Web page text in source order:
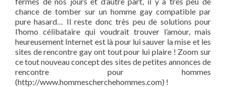
chance de tomber sur un homme gay compatible par
pure hasard… Il reste donc très peu de solutions pour
l’homo célibataire qui voudrait trouver l’amour, mais
heureusement Internet est là pour lui sauver la mise et les
sites de rencontre gay ont tout pour lui plaire ! Zoom sur
ce tout nouveau concept des sites de petites annonces de
rencontre pour hommes
(http://www.hommescherchehommes.com) !